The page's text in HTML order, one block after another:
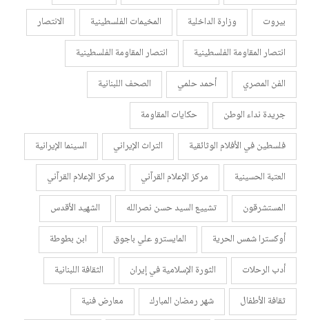
بيروت
وزارة الداخلية المخيمات الفلسطينية
الانتصار
انتصار المقاومة الفلسطينية
انتصار المقاومة الفلسطينية
الفن المصري
أحمد حلمي
الصحف اللبنانية
جريدة نداء الوطن
حكايات المقاومة
فلسطين في الأفلام الوثائقية
التراث الإيراني
السينما الإيرانية
العتبة الحسينية
مركز الإعلام القرآني
مركز الإعلام القرآني
المستشرقون
تشييع السيد حسن نصرالله
الشهيد الأقدس
أوكسترا شمس الحرية
المايسترو علي باجوق
ابن بطوطة
أدب الرحلات
الثورة الإسلامية في إيران
الثقافة اللبنانية
ثقافة الأطفال
شهر رمضان المبارك
معارض فنية